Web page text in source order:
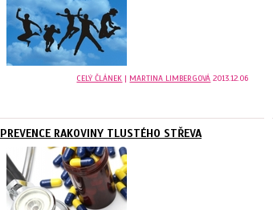
CELÝ ČLÁNEK | MARTINA LIMBERGOVÁ 2013.12.06
PREVENCE RAKOVINY TLUSTÉHO STŘEVA